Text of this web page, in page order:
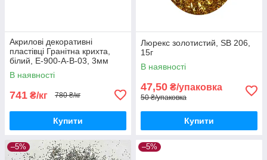
Акрилові декоративні
пластівці Гранітна крихта,
білий, Е-900-А-В-03, 3мм
В наявності
741 ₴/кг 780 ₴/кг
Купити
Люрекс золотистий, SB 206,
15г
В наявності
47,50 ₴/упаковка
50 ₴/упаковка
Купити
–5% –5%